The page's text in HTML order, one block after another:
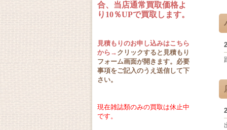
合、当店通常買取価格よ
り10％UPで買取します。
見積もりのお申し込みはこちら
から→ クリックすると見積もり
フォーム画面が開きます。必要
事項をご記入のうえ送信して下
さい。
現在雑誌類のみの買取は休止中
です。